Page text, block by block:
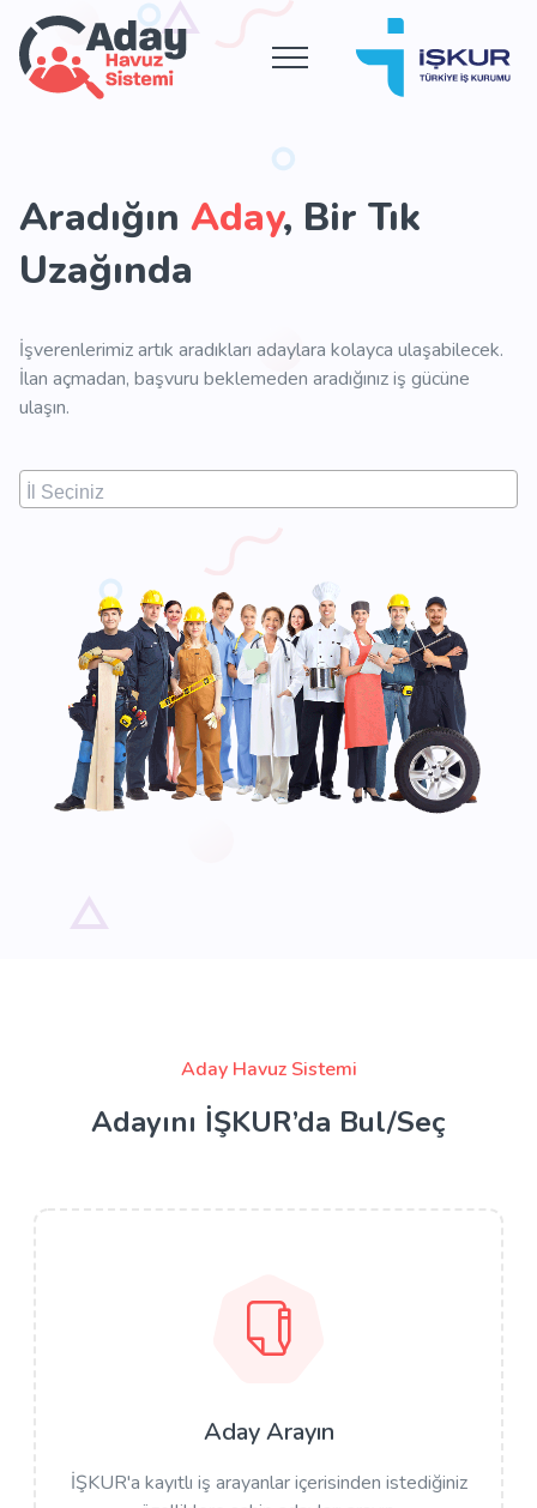
Aradığın Aday, Bir Tık
Uzağında
İşverenlerimiz artık aradıkları adaylara kolayca ulaşabilecek.
İlan açmadan, başvuru beklemeden aradığınız iş gücüne
ulaşın.
Aday Havuz Sistemi
Adayını İŞKUR’da Bul/Seç
Aday Arayın
İŞKUR'a kayıtlı iş arayanlar içerisinden istediğiniz